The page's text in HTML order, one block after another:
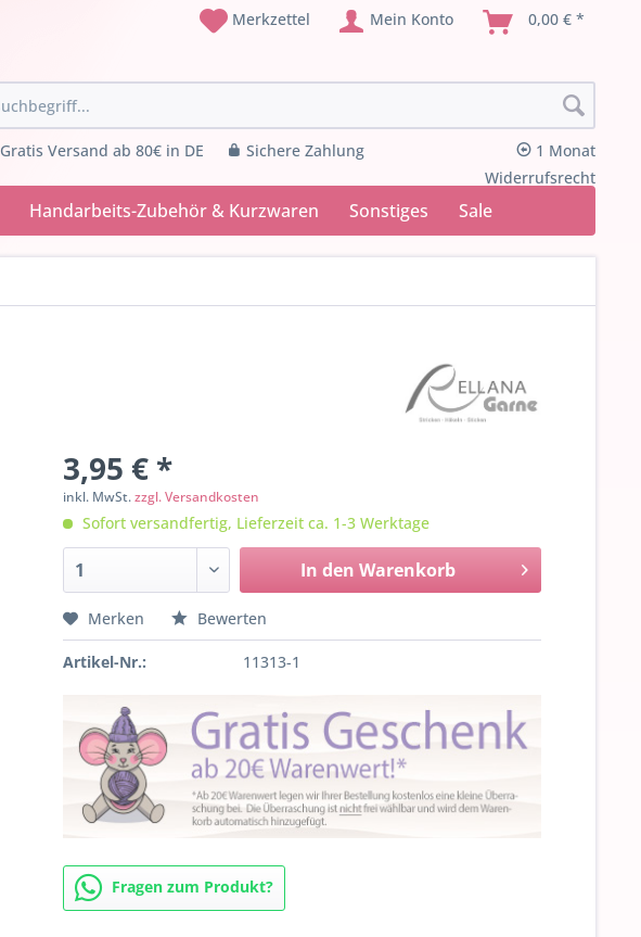
Merkzettel Mein Konto 0,00 € *
Gratis Versand ab 80€ in DE Sichere Zahlung
1 Monat
Widerrufsrecht
Handarbeits-Zubehör & Kurzwaren Sonstiges Sale
3,95 € *
inkl. MwSt.zzgl. Versandkosten
Sofort versandfertig, Lieferzeit ca. 1-3 Werktage
In den Warenkorb
Merken Bewerten
Artikel-Nr.: 11313-1
Fragen zum Produkt?